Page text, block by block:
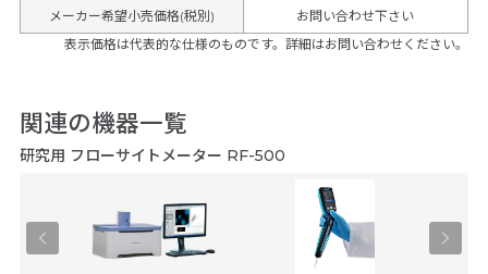
メーカー希望小売価格(税別)
お問い合わせ下さい
表示価格は代表的な仕様のものです。詳細はお問い合わせください。
関連の機器一覧
研究用 フローサイトメーター RF-500